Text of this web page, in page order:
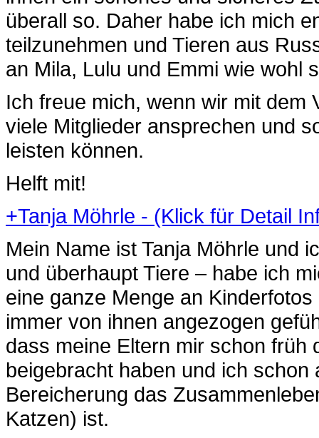
überall so. Daher habe ich mich
teilzunehmen und Tieren aus
an Mila, Lulu und Emmi wie wohl
Ich freue mich, wenn wir mit dem
viele Mitglieder ansprechen und
leisten können.
Helft mit!
+Tanja Möhrle - (Klick für Detail
Mein Name ist Tanja Möhrle und
und überhaupt Tiere – habe ich
eine ganze Menge an
immer von ihnen angezogen
dass meine Eltern mir schon früh
beigebracht haben und ich
Bereicherung das
Katzen) ist.